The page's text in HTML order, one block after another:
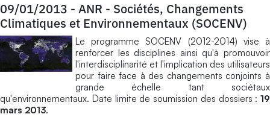
09/01/2013 - ANR - Sociétés, Changements
Climatiques et Environnementaux (SOCENV)
Le programme SOCENV (2012-2014) vise à
renforcer les disciplines ainsi qu'à promouvoir
l'interdisciplinarité et l'implication des utilisateurs
pour faire face à des changements conjoints à
grande échelle tant sociétaux
qu'environnementaux. Date limite de soumission des dossiers : 19
mars 2013.